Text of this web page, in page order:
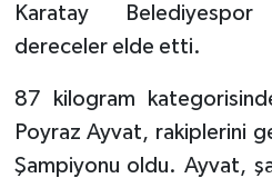
Karatay
dereceler elde etti.
87 kilogram
Poyraz Ayvat, rakiplerini
Şampiyonu oldu. Ayvat,